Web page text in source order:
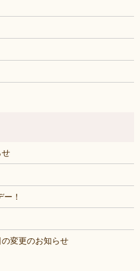
せ
！
変更のお知らせ